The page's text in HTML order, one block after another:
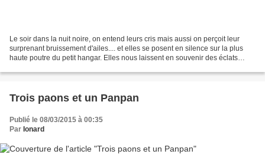
Le soir dans la nuit noire, on entend leurs cris mais aussi on perçoit leur
surprenant bruissement d'ailes.... et elles se posent en silence sur la plus
haute poutre du petit hangar. Elles nous laissent en souvenir des éclats
Trois paons et un Panpan
Publié le 08/03/2015 à 00:35
Par Ionard